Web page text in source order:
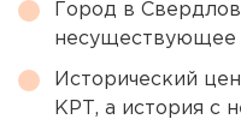
Город в
несуществующее
Исторический
КРТ, а история с